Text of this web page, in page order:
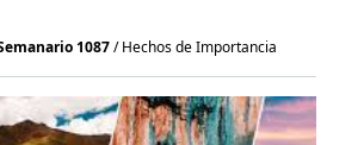
1087/ Hechos de Importancia